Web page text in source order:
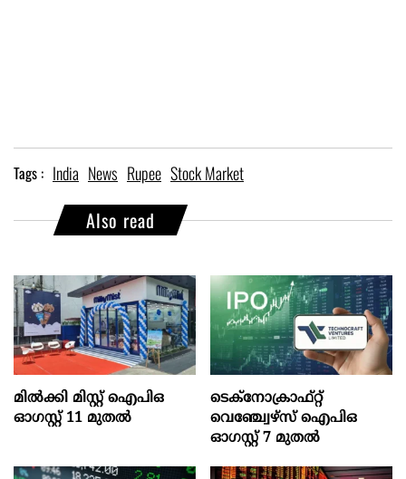
Tags : India News Rupee Stock Market
Also read
മില്‍ക്കി മിസ്റ്റ്‌ ഐപിഒ
ഓഗസ്റ്റ്‌ 11 മുതല്‍
ടെക്‌നോക്രാഫ്‌റ്റ്‌
വെഞ്ച്വേഴ്‌സ്‌ ഐപിഒ
ഓഗസ്റ്റ്‌ 7 മുതല്‍